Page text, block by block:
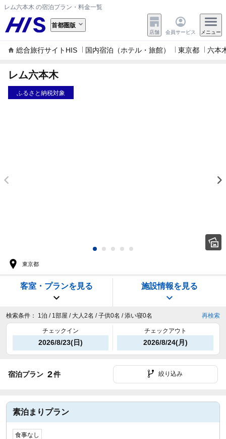
レム六本木 の宿泊プラン・料金一覧
首都圏版
店舗 会員サービス メニュー
総合旅行サイトHIS 国内宿泊（ホテル・旅館） 東京都 六本
レム六本木
ふるさと納税対象
東京都
客室・プランを見る 施設情報を見る
検索条件： 1泊 / 1部屋 / 大人2名 / 子供0名 / 添い寝0名 再検索
チェックイン
2026/8/23(日)
チェックアウト
2026/8/24(月)
宿泊プラン 2件 絞り込み
素泊まりプラン
食事なし